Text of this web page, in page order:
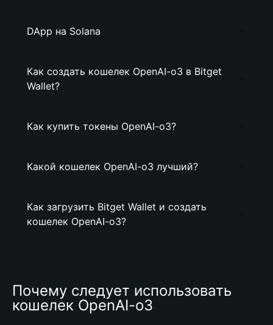
DApp на Solana
Как создать кошелек OpenAI-o3 в Bitget
Wallet?
Как купить токены OpenAI-o3?
Какой кошелек OpenAI-o3 лучший?
Как загрузить Bitget Wallet и создать
кошелек OpenAI-o3?
Почему следует использовать
кошелек OpenAI-o3